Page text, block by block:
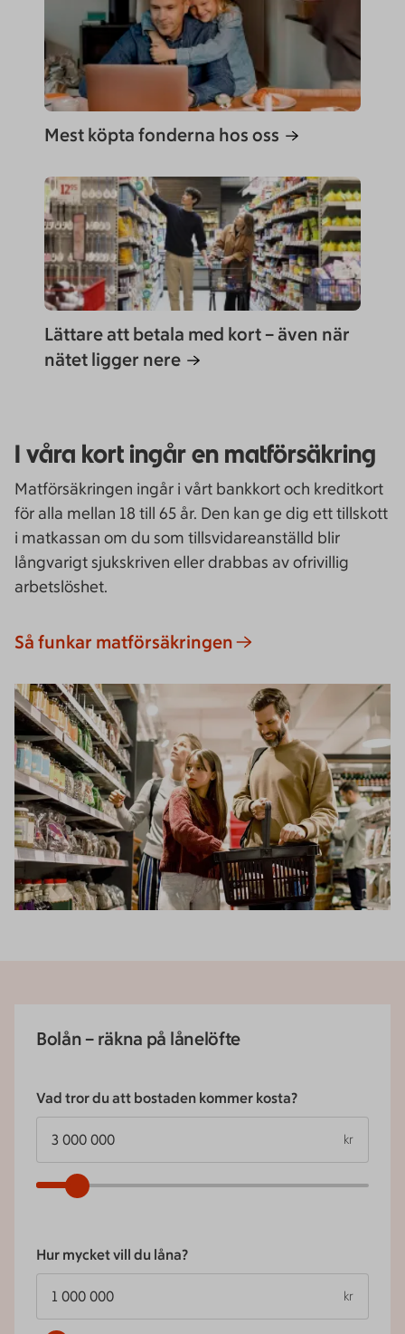
Mest köpta fonderna hos oss
Lättare att betala med kort – även när
nätet ligger nere
I våra kort ingår en matförsäkring
Matförsäkringen ingår i vårt bankkort och kreditkort
för alla mellan 18 till 65 år. Den kan ge dig ett tillskott
i matkassan om du som tillsvidareanställd blir
långvarigt sjukskriven eller drabbas av ofrivillig
arbetslöshet.
Så funkar matförsäkringen
Bolån – räkna på lånelöfte
Vad tror du att bostaden kommer kosta?
kr
Hur mycket vill du låna?
kr